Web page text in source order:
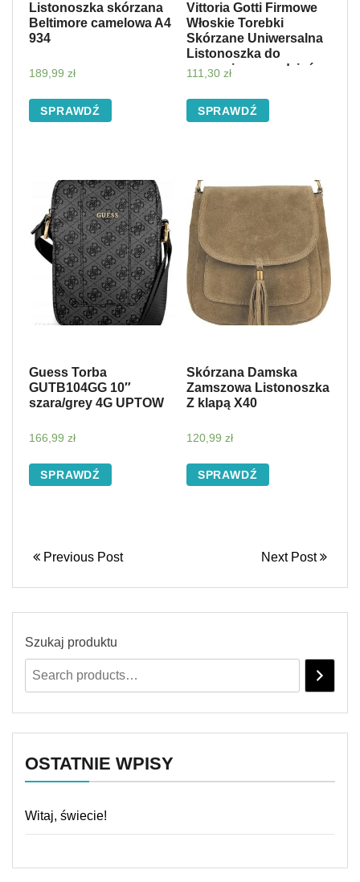
Listonoszka skórzana
Beltimore camelowa A4
934
189,99 zł
SPRAWDŹ
Vittoria Gotti Firmowe
Włoskie Torebki
Skórzane Uniwersalna
Listonoszka do
noszenia na co dzień
111,30 zł
SPRAWDŹ
Guess Torba
GUTB104GG 10″
szara/grey 4G UPTOW
166,99 zł
SPRAWDŹ
Skórzana Damska
Zamszowa Listonoszka
Z klapą X40
120,99 zł
SPRAWDŹ
Previous Post Next Post
Szukaj produktu
OSTATNIE WPISY
Witaj, świecie!